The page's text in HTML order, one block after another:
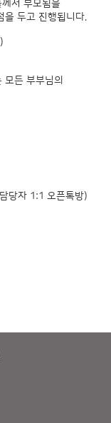
서 부모됨을
을 두고 진행됩니다.
모든 부부님의
당자 1:1 오픈톡방)